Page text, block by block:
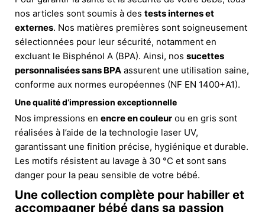
nos articles sont soumis à des tests internes et
externes. Nos matières premières sont soigneusement
sélectionnées pour leur sécurité, notamment en
excluant le Bisphénol A (BPA). Ainsi, nos sucettes
personnalisées sans BPA assurent une utilisation saine,
conforme aux normes européennes (NF EN 1400+A1).
Une qualité d’impression exceptionnelle
Nos impressions en encre en couleur ou en gris sont
réalisées à l’aide de la technologie laser UV,
garantissant une finition précise, hygiénique et durable.
Les motifs résistent au lavage à 30 °C et sont sans
danger pour la peau sensible de votre bébé.
Une collection complète pour habiller et
accompagner bébé dans sa passion